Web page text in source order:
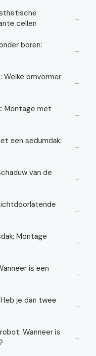
cellen
→
boren:
→
Welke omvormer
→
Montage met
→
een sedumdak:
→
van de
→
→
Montage
→
is een
→
je dan twee
→
Wanneer is
→